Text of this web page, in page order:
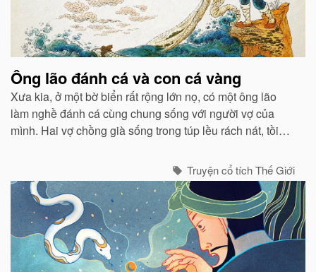
Ông lão đánh cá và con cá vàng
Xưa kia, ở một bờ biển rất rộng lớn nọ, có một ông lão
làm nghề đánh cá cùng chung sống với người vợ của
mình. Hai vợ chồng già sống trong túp lều rách nát, tồi
Truyện cổ tích Thế Giới